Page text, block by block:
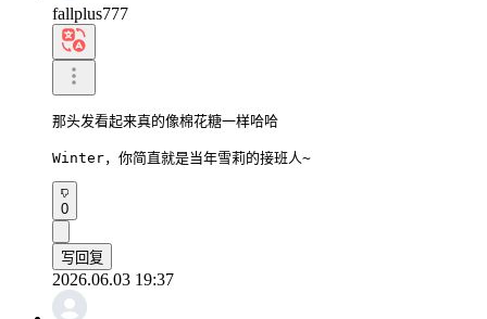
fallplus777
那头发看起来真的像棉花糖一样哈哈
Winter，你简直就是当年雪莉的接班人~
0
写回复
2026.06.03 19:37